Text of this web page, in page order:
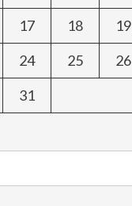
17 18 19
24 25 26
31